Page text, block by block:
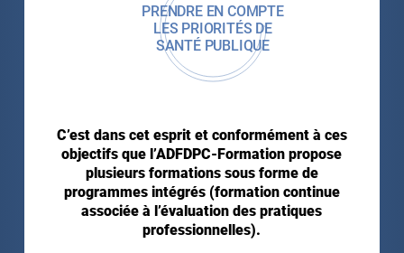
PRENDRE EN COMPTE
LES PRIORITÉS DE
SANTÉ PUBLIQUE
C’est dans cet esprit et conformément à ces
objectifs que l’ADFDPC-Formation propose
plusieurs formations sous forme de
programmes intégrés (formation continue
associée à l’évaluation des pratiques
professionnelles).